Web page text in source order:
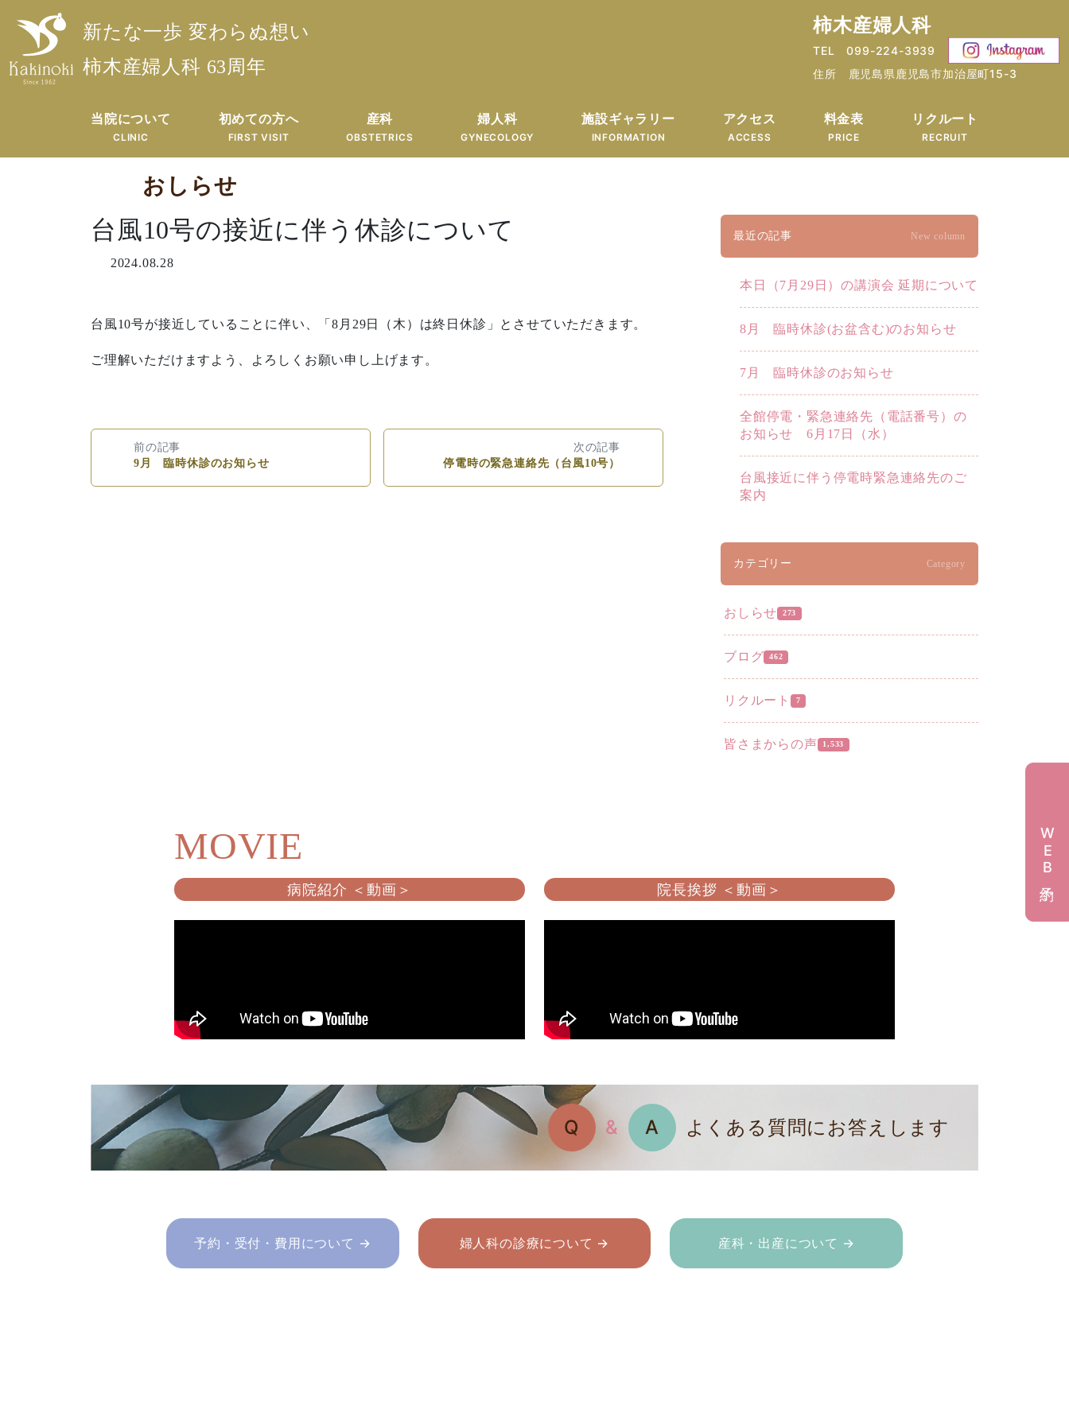
新たな一歩 変わらぬ想い
柿木産婦人科 63周年
柿木産婦人科
TEL 099-224-3939
住所 鹿児島県鹿児島市加治屋町15-3
当院について
CLINIC
初めての方へ
FIRST VISIT
産科
OBSTETRICS
婦人科
GYNECOLOGY
施設ギャラリー
INFORMATION
アクセス
ACCESS
料金表
PRICE
リクルート
RECRUIT
WEB予約
おしらせ
台風10号の接近に伴う休診について
2024.08.28
台風10号が接近していることに伴い、「8月29日（木）は終日休診」とさせていただきます。
ご理解いただけますよう、よろしくお願い申し上げます。
前の記事
9月 臨時休診のお知らせ
次の記事
停電時の緊急連絡先（台風10号）
最近の記事 New column
本日（7月29日）の講演会 延期について
8月 臨時休診(お盆含む)のお知らせ
7月 臨時休診のお知らせ
全館停電・緊急連絡先（電話番号）の
お知らせ 6月17日（水）
台風接近に伴う停電時緊急連絡先のご
案内
カテゴリー Category
おしらせ 273
ブログ 462
リクルート 7
皆さまからの声 1,533
MOVIE
病院紹介 ＜動画＞ 院長挨拶 ＜動画＞
Q & A よくある質問にお答えします
予約・受付・費用について → 婦人科の診療について → 産科・出産について →